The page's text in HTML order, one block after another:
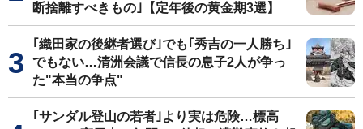
断捨離すべきもの｣【定年後の黄金期3選】
｢織田家の後継者選び｣でも｢秀吉の一人勝ち｣
でもない…清洲会議で信長の息子2人が争っ
た"本当の争点"
｢サンダル登山の若者｣より実は危険…標高